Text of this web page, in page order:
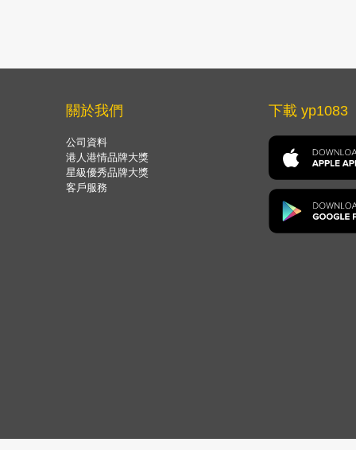
關於我們
公司資料
港人港情品牌大獎
星級優秀品牌大獎
客戶服務
下載 yp1083